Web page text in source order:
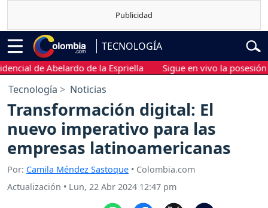
TECNOLOGÍA
de Abelardo de la Espriella Sigue en vivo la posesión
Tecnología Noticias
Transformación digital: El
nuevo imperativo para las
empresas latinoamericanas
Por: Camila Méndez Sastoque • Colombia.com
Actualización • Lun, 22 Abr 2024 12:47 pm